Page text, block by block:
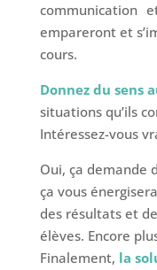
communication
empareront et
cours.
Donnez du sens
situations qu’ils
Intéressez-vous
Oui, ça demande
ça vous
des résultats et
élèves. Encore
Finalement, la